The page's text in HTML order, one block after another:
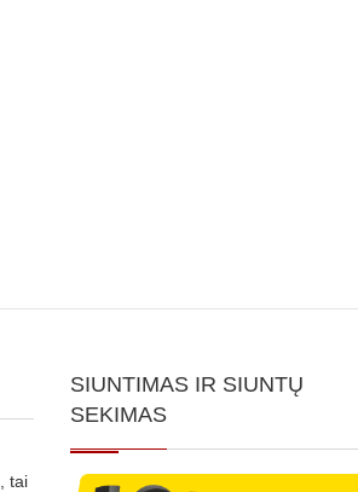
, tai
SIUNTIMAS IR SIUNTŲ
SEKIMAS